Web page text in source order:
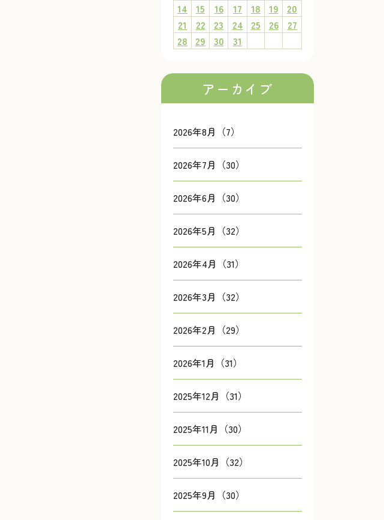
14
15 16 17 18 19
20
21
22 23 24 25 26
27
28 29 30 31
アーカイブ
2026年8月（7）
2026年7月（30）
2026年6月（30）
2026年5月（32）
2026年4月（31）
2026年3月（32）
2026年2月（29）
2026年1月（31）
2025年12月（31）
2025年11月（30）
2025年10月（32）
2025年9月（30）